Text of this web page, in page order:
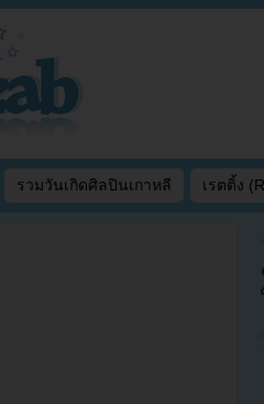
รวมวันเกิดศิลปินเกาหลี เรตติ้ง